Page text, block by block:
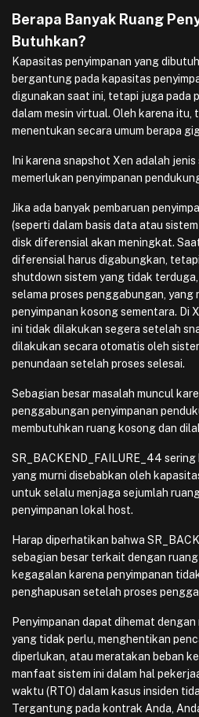
Berapa Banyak Ruang
Butuhkan?
Kapasitas penyimpanan yang
bergantung pada kapasitas
digunakan saat ini, tetapi juga pada
dalam mesin virtual. Oleh karena itu,
menentukan secara umum berapa
Ini karena snapshot Xen adalah
memerlukan penyimpanan
Jika ada banyak pembaruan
(seperti dalam basis data atau
disk diferensial akan meningkat.
diferensial harus digabungkan,
shutdown sistem yang tidak
selama proses penggabungan, yang
penyimpanan kosong sementara. Di
ini tidak dilakukan segera setelah
dilakukan secara otomatis oleh
penundaan setelah proses selesai.
Sebagian besar masalah muncul
penggabungan penyimpanan
membutuhkan ruang kosong dan
SR_BACKEND_FAILURE_44
yang murni disebabkan oleh
untuk selalu menjaga sejumlah
penyimpanan lokal host.
Harap diperhatikan bahwa
sebagian besar terkait dengan
kegagalan karena penyimpanan
penghapusan setelah proses
Penyimpanan dapat dihemat
yang tidak perlu, menghentikan
diperlukan, atau meratakan beban
manfaat sistem ini dalam hal
waktu (RTO) dalam kasus insiden
Tergantung pada kontrak Anda,